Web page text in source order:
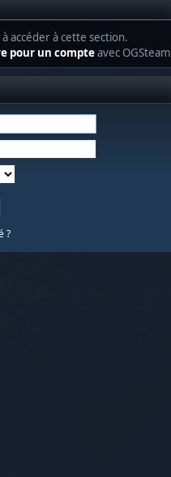
accéder à cette section.
pour un compteavec OGSteam
?